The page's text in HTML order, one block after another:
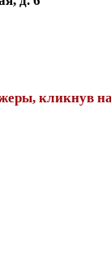
кликнув